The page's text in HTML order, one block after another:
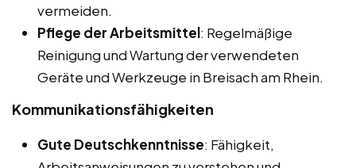
vermeiden.
Pflege der Arbeitsmittel: Regelmäßige
Reinigung und Wartung der verwendeten
Geräte und Werkzeuge in Breisach am Rhein.
Kommunikationsfähigkeiten
Gute Deutschkenntnisse: Fähigkeit,